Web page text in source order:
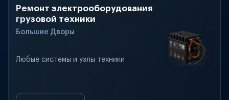
Ремонт электрооборудования
грузовой техники
Большие Дворы
Любые системы и узлы техники